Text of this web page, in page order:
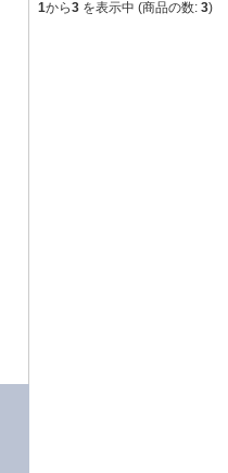
1から3 を表示中 (商品の数: 3)